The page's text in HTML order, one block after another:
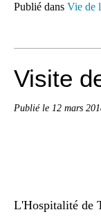
Publié dans Vie de
Visite
Publié le 12 mars
L'Hospitalité de